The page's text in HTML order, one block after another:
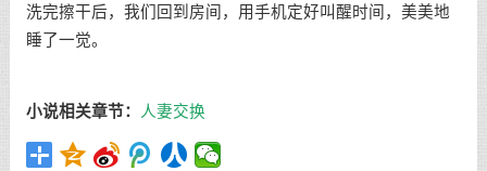
洗完擦干后，我们回到房间，用手机定好叫醒时间，美美地
睡了一觉。
小说相关章节： 人妻交换